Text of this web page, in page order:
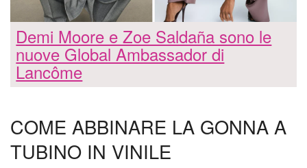
Demi Moore e Zoe Saldaña sono le
nuove Global Ambassador di
Lancôme
COME ABBINARE LA GONNA A
TUBINO IN VINILE